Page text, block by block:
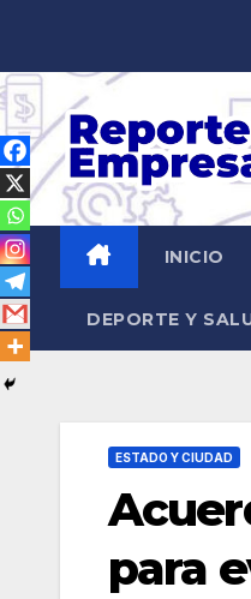
contenido
INICIO
DEPORTE Y
ESTADO Y CIUDAD
para